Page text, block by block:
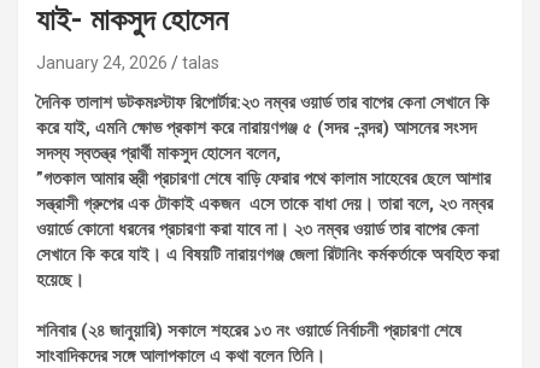
যাই- মাকসুদ হোসেন
January 24, 2026 talas
দৈনিক তালাশ ডটকমঃস্টাফ রিপোর্টার:২৩ নম্বর ওয়ার্ড তার বাপের কেনা সেখানে কি
করে যাই, এমনি ক্ষোভ প্রকাশ করে নারায়ণগঞ্জ ৫ (সদর -বন্দর) আসনের সংসদ
সদস্য স্বতন্ত্র প্রার্থী মাকসুদ হোসেন বলেন,
‎”গতকাল আমার স্ত্রী প্রচারণা শেষে বাড়ি ফেরার পথে কালাম সাহেবের ছেলে আশার
সন্ত্রাসী গ্রুপের এক টোকাই একজন এসে তাকে বাধা দেয়। তারা বলে, ২৩ নম্বর
ওয়ার্ডে কোনো ধরনের প্রচারণা করা যাবে না। ২৩ নম্বর ওয়ার্ড তার বাপের কেনা
সেখানে কি করে যাই। এ বিষয়টি নারায়ণগঞ্জ জেলা রিটানিং কর্মকর্তাকে অবহিত করা
হয়েছে।
‎শনিবার (২৪ জানুয়ারি) সকালে শহরের ১৩ নং ওয়ার্ডে নির্বাচনী প্রচারণা শেষে
সাংবাদিকদের সঙ্গে আলাপকালে এ কথা বলেন তিনি।